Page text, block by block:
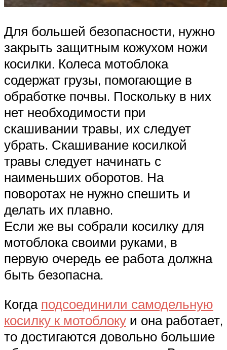
Для большей безопасности, нужно
закрыть защитным кожухом ножи
косилки. Колеса мотоблока
содержат грузы, помогающие в
обработке почвы. Поскольку в них
нет необходимости при
скашивании травы, их следует
убрать. Скашивание косилкой
травы следует начинать с
наименьших оборотов. На
поворотах не нужно спешить и
делать их плавно.
Если же вы собрали косилку для
мотоблока своими руками, в
первую очередь ее работа должна
быть безопасна.
Когда подсоединили самодельную
косилку к мотоблоку и она работает,
то достигаются довольно большие